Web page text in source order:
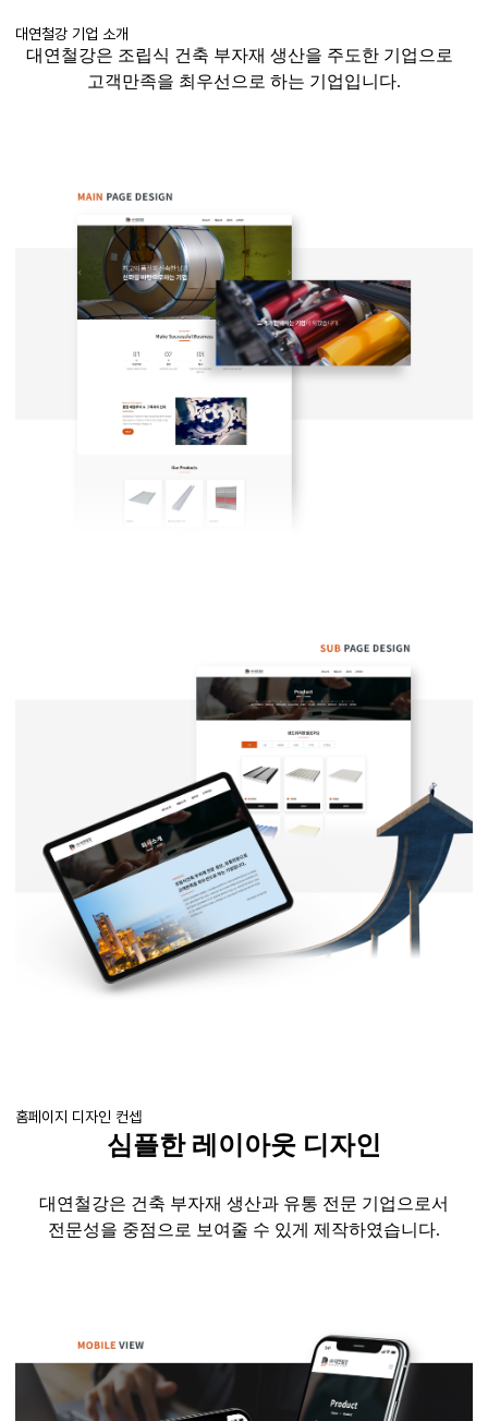
대연철강 기업 소개
대연철강은 조립식 건축 부자재 생산을 주도한 기업으로
고객만족을 최우선으로 하는 기업입니다.
홈페이지 디자인 컨셉
심플한 레이아웃 디자인
대연철강은 건축 부자재 생산과 유통 전문 기업으로서
전문성을 중점으로 보여줄 수 있게 제작하였습니다.